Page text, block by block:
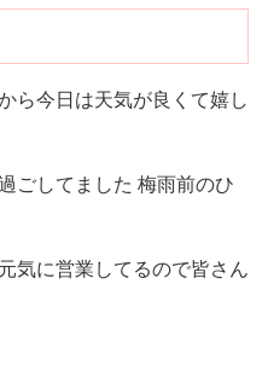
ら今日は天気が良くて嬉し
ごしてました 梅雨前のひ
気に営業してるので皆さん